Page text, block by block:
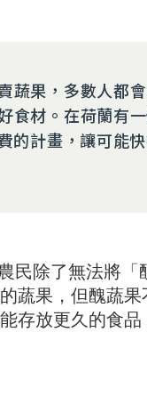
蔬果，多數人都
食材。在荷蘭有
計畫，讓可能
民除了無法將「
蔬果，但醜蔬
存放更久的食